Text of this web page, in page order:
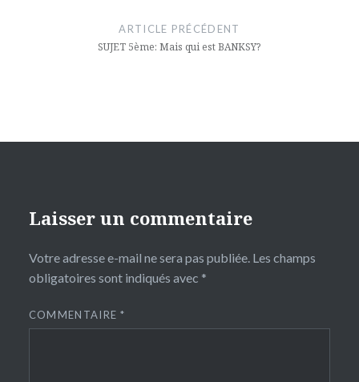
ARTICLE PRÉCÉDENT
SUJET 5ème: Mais qui est BANKSY?
Laisser un commentaire
Votre adresse e-mail ne sera pas publiée. Les champs
obligatoires sont indiqués avec *
COMMENTAIRE*